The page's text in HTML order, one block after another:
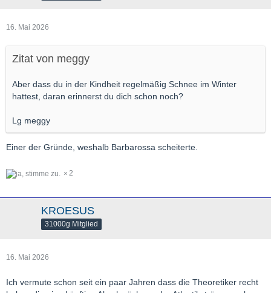
16. Mai 2026
Zitat von meggy
Aber dass du in der Kindheit regelmäßig Schnee im Winter
hattest, daran erinnerst du dich schon noch?
Lg meggy
Einer der Gründe, weshalb Barbarossa scheiterte.
2
KROESUS
31000g Mitglied
16. Mai 2026
Ich vermute schon seit ein paar Jahren dass die Theoretiker recht